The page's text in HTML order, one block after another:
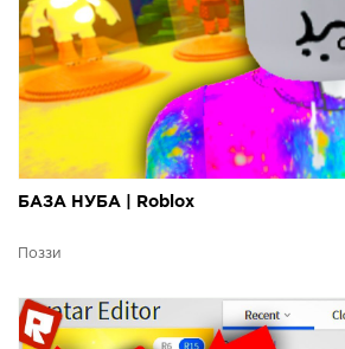
БАЗА НУБА | Roblox
Поззи